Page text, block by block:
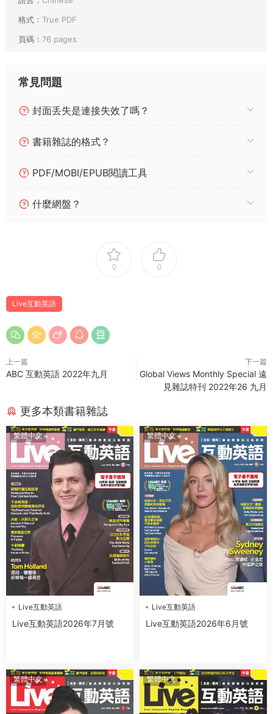
格式： True PDF
頁碼： 76 pages
常見問題
封面丢失是連接失效了嗎？
書籍雜誌的格式？
PDF/MOBI/EPUB閱讀工具
什麼網盤？
0 0
Live互動英語
上一篇
ABC 互動英語 2022年九月
下一篇
Global Views Monthly Special 遠
見雜誌特刊 2022年26 九月
更多本類書籍雜誌
繁體中文
Live互動英語
Live互動英語2026年7月號
繁體中文
Live互動英語
Live互動英語2026年6月號
繁體中文 繁體中文